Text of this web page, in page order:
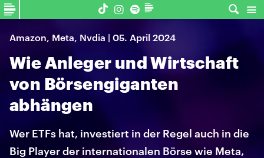
Amazon, Meta, Nvdia | 05. April 2024
Wie Anleger und Wirtschaft
von Börsengiganten
abhängen
Wer ETFs hat, investiert in der Regel auch in die
Big Player der internationalen Börse wie Meta,